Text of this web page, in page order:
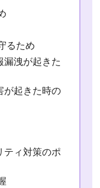
るため
洩が起きた
が起きた時の
ティ対策のポ